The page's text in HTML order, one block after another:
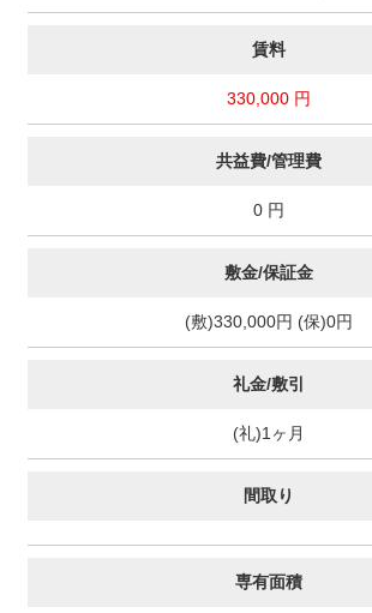
賃料
330,000 円
共益費/管理費
0 円
敷金/保証金
(敷)330,000円 (保)0円
礼金/敷引
(礼)1ヶ月
間取り
専有面積